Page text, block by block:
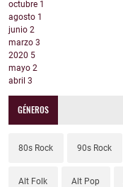
octubre 1
agosto 1
junio 2
marzo 3
2020 5
mayo 2
abril 3
GÉNEROS
80s Rock 90s Rock
Alt Folk Alt Pop